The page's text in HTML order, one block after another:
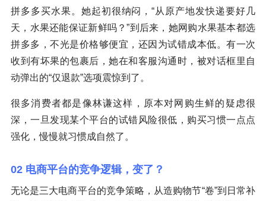
拼多多买水果。她起初很纳闷，“从原产地发快递要好几
天，水果还能保证新鲜吗？”到后来，她网购水果基本都选
拼多多，不光是价格够便宜，还因为试错成本低。有一次
收到有坏果的包裹后，她在和客服沟通时，被对话框里自
动弹出的“仅退款”选项震惊到了。
很多消费者都是像林谦这样，原本对网购生鲜的疑虑很
深，一旦发现某个平台的试错风险很低，购买习惯一点点
强化，慢慢就习惯成自然了。
02 电商平台的竞争逻辑，变了？
无论是三大电商平台的竞争策略，从造购物节“卷”到日常补